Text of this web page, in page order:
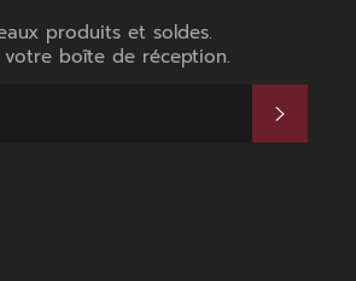
produits et soldes.
boîte de réception.